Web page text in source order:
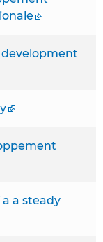
development
a steady